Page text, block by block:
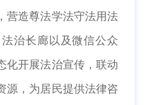
营造尊法学法守法用法
治长廊以及微信公众
化开展法治宣传，联动
源，为居民提供法律咨